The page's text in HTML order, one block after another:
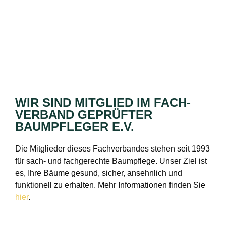
WIR SIND MITGLIED IM FACH­
VERBAND GEPRÜFTER
BAUMPFLEGER E.V.
Die Mitglieder dieses Fachverbandes stehen seit 1993
für sach- und fachgerechte Baumpflege. Unser Ziel ist
es, Ihre Bäume gesund, sicher, ansehnlich und
funktionell zu erhalten. Mehr Informationen finden Sie
hier.